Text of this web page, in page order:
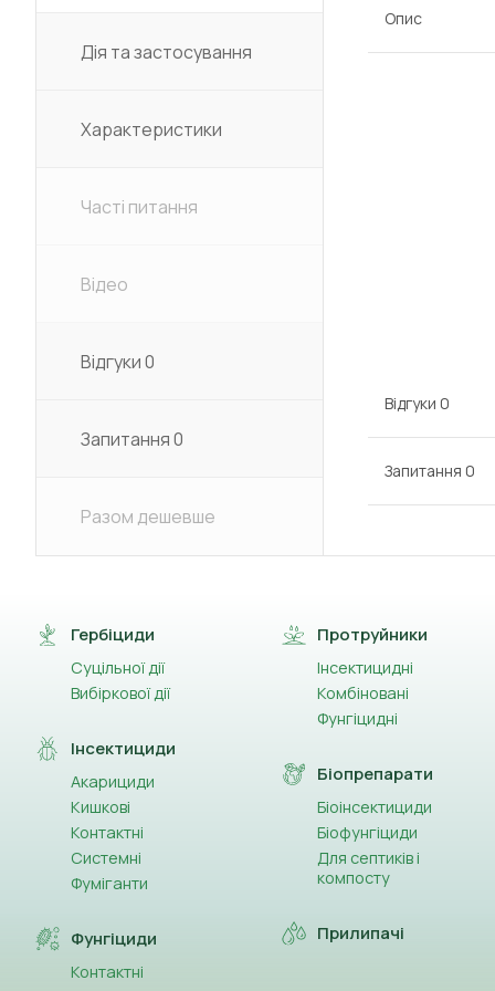
Дія та застосування
Характеристики
Часті питання
Відео
Відгуки0
Запитання0
Разом дешевше
Опис
Відгуки 0
Запитання 0
Гербіциди
Суцільної дії
Вибіркової дії
Інсектициди
Акарициди
Кишкові
Контактні
Системні
Фуміганти
Фунгіциди
Контактні
Протруйники
Інсектицидні
Комбіновані
Фунгіцидні
Біопрепарати
Біоінсектициди
Біофунгіциди
Для септиків і
компосту
Прилипачі